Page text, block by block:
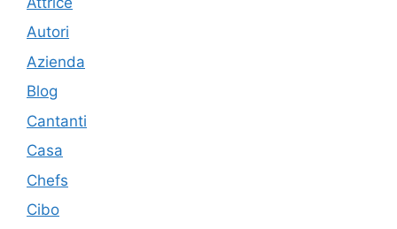
Autori
Azienda
Blog
Cantanti
Casa
Chefs
Cibo